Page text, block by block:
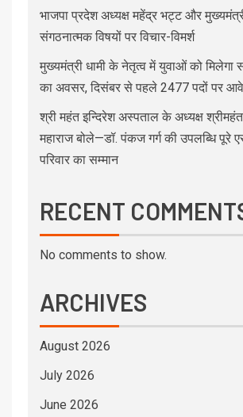
भाजपा प्रदेश अध्यक्ष महेंद्र भट्ट और
संगठनात्मक विषयों पर विचार-विमर्श
मुख्यमंत्री धामी के नेतृत्व में युवाओं को मिलेगा
का अवसर, दिसंबर से पहले 2477 पदों पर
श्री महंत इन्दिरेश अस्पताल के अध्यक्ष
महाराज बोले—डॉ. पंकज गर्ग की उपलब्धि
परिवार का सम्मान
RECENT
No comments to show.
ARCHIVES
August 2026
July 2026
June 2026